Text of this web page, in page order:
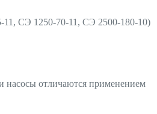
11, СЭ 1250-70-11, СЭ 2500-180-10)
насосы отличаются применением